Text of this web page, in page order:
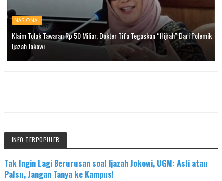
NASIONAL
Klaim Tolak Tawaran Rp 50 Miliar, Dokter Tifa Tegaskan “Hijrah” Dari Polemik
Ijazah Jokowi
INFO TERPOPULER
Tak Ingin Lagi Berurusan soal Ijazah Jokowi, UGM: Asli atau
Palsu, Jangan Tanya ke Kampus!